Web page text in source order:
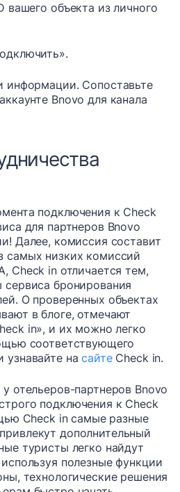
вашего объекта из личного
информации. Сопоставьте
Bnovo для канала
подключения к Check
для партнеров Bnovo
Далее, комиссия составит
самых низких комиссий
Check in отличается тем,
бронирования
О проверенных объектах
в блоге, отмечают
in», и их можно легко
соответствующего
узнавайте насайтеCheck in.
отельеров-партнеров Bnovo
подключения к Check
Check in самые разные
дополнительный
туристы легко найдут
полезные функции
технологические решения